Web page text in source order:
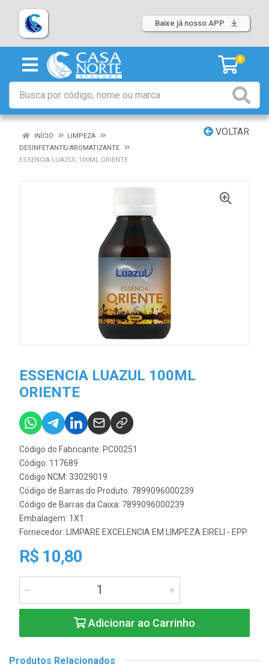
Baixe já nosso APP
0
VOLTAR
INÍCIO
LIMPEZA
DESINFETANTE/AROMATIZANTE
ESSENCIA LUAZUL 100ML ORIENTE
ESSENCIA LUAZUL 100ML
ORIENTE
Código do Fabricante: PC00251
Código: 117689
Código NCM: 33029019
Código de Barras do Produto: 7899096000239
Código de Barras da Caixa: 7899096000239
Embalagem: 1X1
Fornecedor: LIMPARE EXCELENCIA EM LIMPEZA EIRELI - EPP
R$ 10,80
Adicionar ao Carrinho
Produtos Relacionados